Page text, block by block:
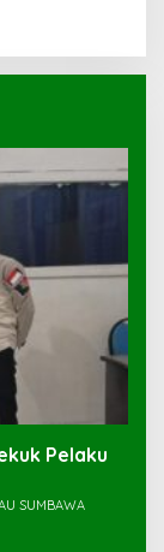
Pelaku
SUMBAWA